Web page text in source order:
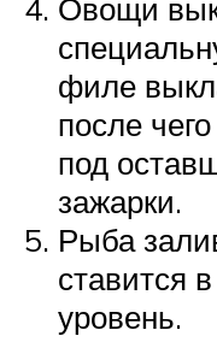
Овощи
филе
после
под
зажарки.
Рыба
ставится
уровень.